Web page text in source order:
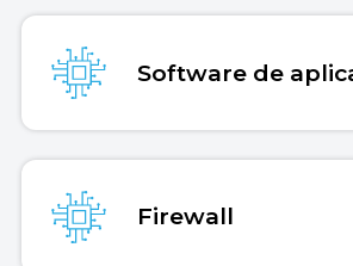
Software de
Firewall